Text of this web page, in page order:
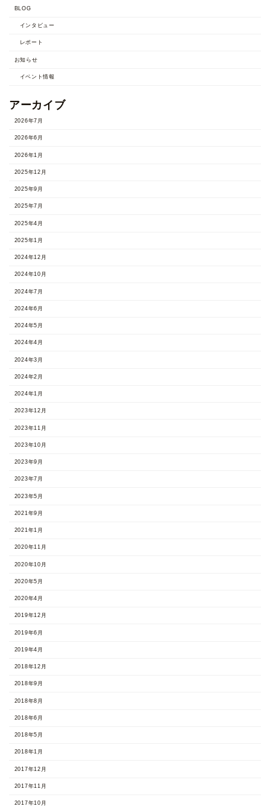
BLOG
インタビュー
レポート
お知らせ
イベント情報
アーカイブ
2026年7月
2026年6月
2026年1月
2025年12月
2025年9月
2025年7月
2025年4月
2025年1月
2024年12月
2024年10月
2024年7月
2024年6月
2024年5月
2024年4月
2024年3月
2024年2月
2024年1月
2023年12月
2023年11月
2023年10月
2023年9月
2023年7月
2023年5月
2021年9月
2021年1月
2020年11月
2020年10月
2020年5月
2020年4月
2019年12月
2019年6月
2019年4月
2018年12月
2018年9月
2018年8月
2018年6月
2018年5月
2018年1月
2017年12月
2017年11月
2017年10月